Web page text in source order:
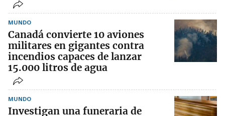
MUNDO
Canadá convierte 10 aviones
militares en gigantes contra
incendios capaces de lanzar
15.000 litros de agua
MUNDO
Investigan una funeraria de